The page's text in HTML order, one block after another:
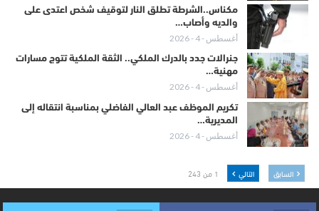
مكناس..الشرطة تطلق النار لتوقيف شخص اعتدى على
والديه وأصاب…
أغسطس - 4 - 2026
جنرالات جدد بالدرك الملكي.. الثقة الملكية تتوج مسارات
مهنية…
أغسطس - 4 - 2026
تكريم الموظف عبد العالي الفاضلي بمناسبة انتقاله إلى
المديرية…
أغسطس - 4 - 2026
السابق التالي 1 من 243